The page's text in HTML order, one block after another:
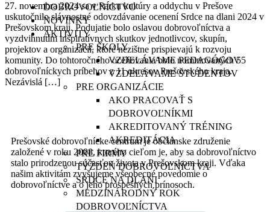
DOBROVOĽNÍCTVO
NOVINKY
AKTIVITY
PRE ŠKOLY
VZDELÁVAME PEDAGÓGOV
VZDELÁVAME ŠTUDENTOV
PRE ORGANIZÁCIE
AKO PRACOVAŤ S
DOBROVOĽNÍKMI
AKREDITOVANÝ TRÉNING
AKREDITÁCIA
PRE FIRMY
TÝŽDEŇ DOBROVOĽNÍCTVA
SRDCE NA DLANI
MEDZINÁRODNÝ ROK
DOBROVOĽNÍCTVA
27. novembra 2024 sa v Parku kultúry a oddychu v Prešove
uskutočnilo slávnostné odovzdávanie ocenení Srdce na dlani 2024 v
Prešovskom kraji. Podujatie bolo oslavou dobrovoľníctva a
vyzdvihnutím inšpiratívnych skutkov jednotlivcov, skupín,
projektov a organizácií, ktoré nezištne prispievajú k rozvoju
komunity. Do tohtoročného oceňovania bolo nominovaných 55
dobrovoľníckych príbehov z 11 okresov Prešovského kraja.
Nezávislá […]
Prešovské dobrovoľnícke centrum je občianske združenie
založené v roku 2008, ktorého cieľom je, aby sa dobrovoľníctvo
stalo prirodzenou súčasťou života v Prešovskom kraji. Vďaka
našim aktivitám zvyšujeme všeobecné povedomie o
dobrovoľníctve a o jeho prospešných prínosoch.